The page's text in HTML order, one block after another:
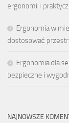
ergonomii i
Ergonomia w
dostosować
Ergonomia dla
bezpieczne i
NAJNOWSZE